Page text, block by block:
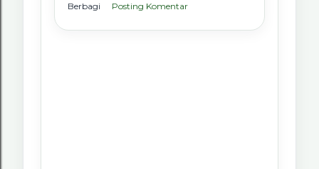
Berbagi Posting Komentar